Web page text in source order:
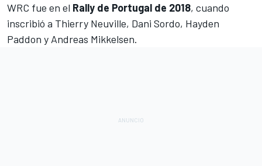
WRC fue en el Rally de Portugal de 2018, cuando
inscribió a Thierry Neuville, Dani Sordo, Hayden
Paddon y Andreas Mikkelsen.